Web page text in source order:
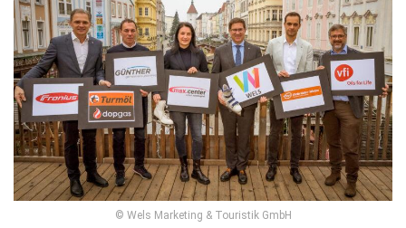
© Wels Marketing & Touristik GmbH